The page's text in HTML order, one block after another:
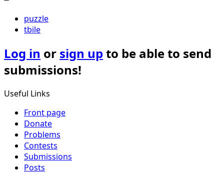
puzzle
tbile
Log in or sign upto be able to send
submissions!
Useful Links
Front page
Donate
Problems
Contests
Submissions
Posts